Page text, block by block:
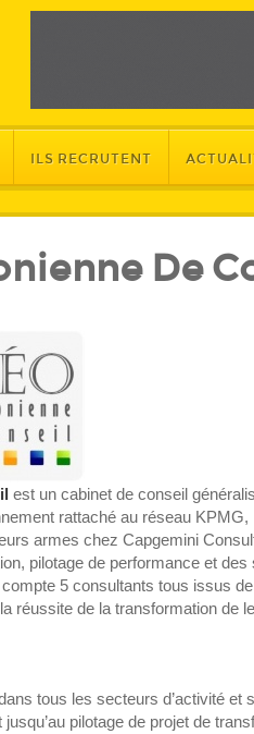
ILS RECRUTENT
De
est un cabinet de conseil
rattaché au réseau
armes chez Capgemini
pilotage de performance et
5 consultants tous issus
réussite de la transformation de
tous les secteurs d’activité et
pilotage de projet de